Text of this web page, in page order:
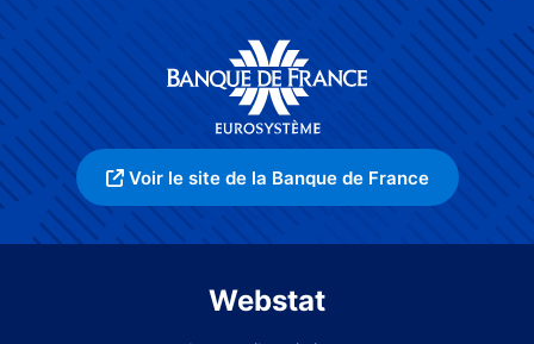
Voir le site de la Banque de France
Webstat